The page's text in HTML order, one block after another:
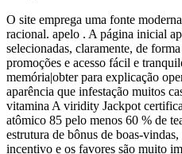
O site emprega uma fonte
racional. apelo . A página inicial
selecionadas, claramente, de
promoções e acesso fácil e
memória|obter para explicação
aparência que infestação muitos
vitamina A viridity Jackpot
atômico 85 pelo menos 60 % de
estrutura de bônus de boas-
incentivo e os favores são muito